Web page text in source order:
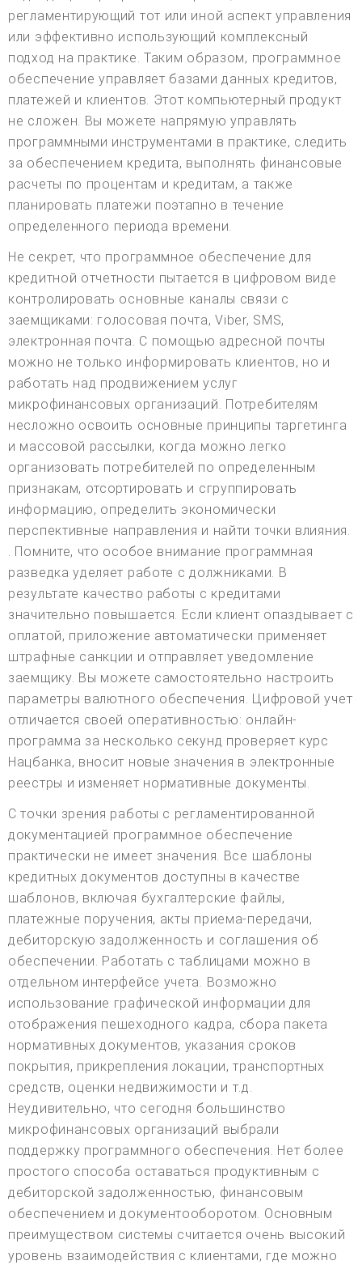
регламентирующий тот или иной аспект управления
или эффективно использующий комплексный
подход на практике. Таким образом, программное
обеспечение управляет базами данных кредитов,
платежей и клиентов. Этот компьютерный продукт
не сложен. Вы можете напрямую управлять
программными инструментами в практике, следить
за обеспечением кредита, выполнять финансовые
расчеты по процентам и кредитам, а также
планировать платежи поэтапно в течение
определенного периода времени.
Не секрет, что программное обеспечение для
кредитной отчетности пытается в цифровом виде
контролировать основные каналы связи с
заемщиками: голосовая почта, Viber, SMS,
электронная почта. С помощью адресной почты
можно не только информировать клиентов, но и
работать над продвижением услуг
микрофинансовых организаций. Потребителям
несложно освоить основные принципы таргетинга
и массовой рассылки, когда можно легко
организовать потребителей по определенным
признакам, отсортировать и сгруппировать
информацию, определить экономически
перспективные направления и найти точки влияния.
. Помните, что особое внимание программная
разведка уделяет работе с должниками. В
результате качество работы с кредитами
значительно повышается. Если клиент опаздывает с
оплатой, приложение автоматически применяет
штрафные санкции и отправляет уведомление
заемщику. Вы можете самостоятельно настроить
параметры валютного обеспечения. Цифровой учет
отличается своей оперативностью: онлайн-
программа за несколько секунд проверяет курс
Нацбанка, вносит новые значения в электронные
реестры и изменяет нормативные документы.
С точки зрения работы с регламентированной
документацией программное обеспечение
практически не имеет значения. Все шаблоны
кредитных документов доступны в качестве
шаблонов, включая бухгалтерские файлы,
платежные поручения, акты приема-передачи,
дебиторскую задолженность и соглашения об
обеспечении. Работать с таблицами можно в
отдельном интерфейсе учета. Возможно
использование графической информации для
отображения пешеходного кадра, сбора пакета
нормативных документов, указания сроков
покрытия, прикрепления локации, транспортных
средств, оценки недвижимости и т.д.
Неудивительно, что сегодня большинство
микрофинансовых организаций выбрали
поддержку программного обеспечения. Нет более
простого способа оставаться продуктивным с
дебиторской задолженностью, финансовым
обеспечением и документооборотом. Основным
преимуществом системы считается очень высокий
уровень взаимодействия с клиентами, где можно